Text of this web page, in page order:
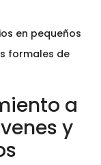
en pequeños
formales de
a
y